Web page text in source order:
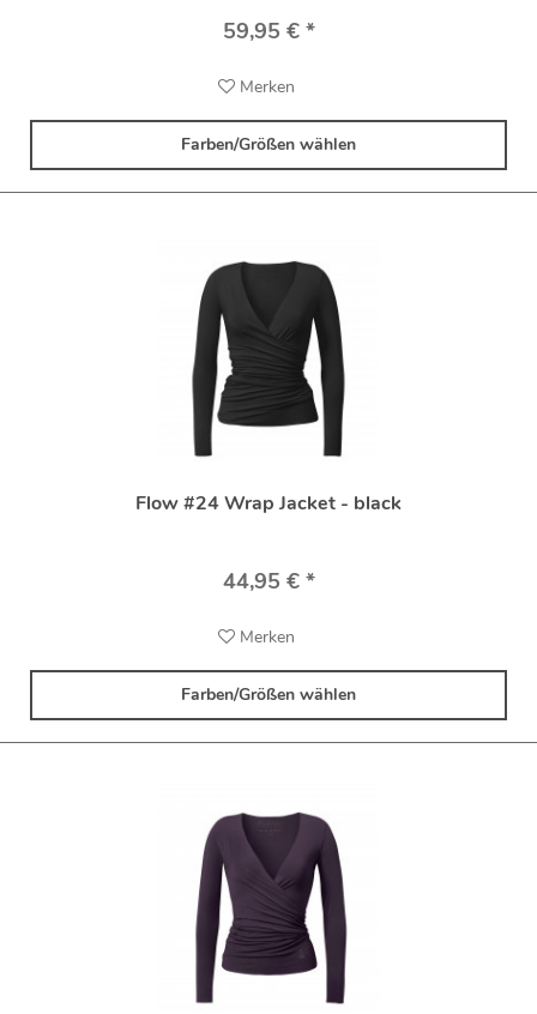
59,95 € *
Merken
Farben/Größen wählen
Flow #24 Wrap Jacket - black
44,95 € *
Merken
Farben/Größen wählen